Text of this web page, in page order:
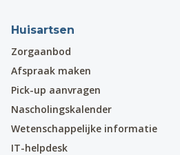
Huisartsen
Zorgaanbod
Afspraak maken
Pick-up aanvragen
Nascholingskalender
Wetenschappelijke informatie
IT-helpdesk